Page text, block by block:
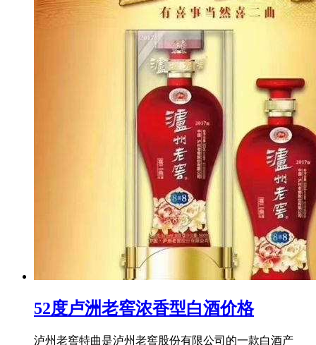
52度卢洲老窖浓香型白酒价格
泸州老窖特曲是泸州老窖股份有限公司的一款白酒产